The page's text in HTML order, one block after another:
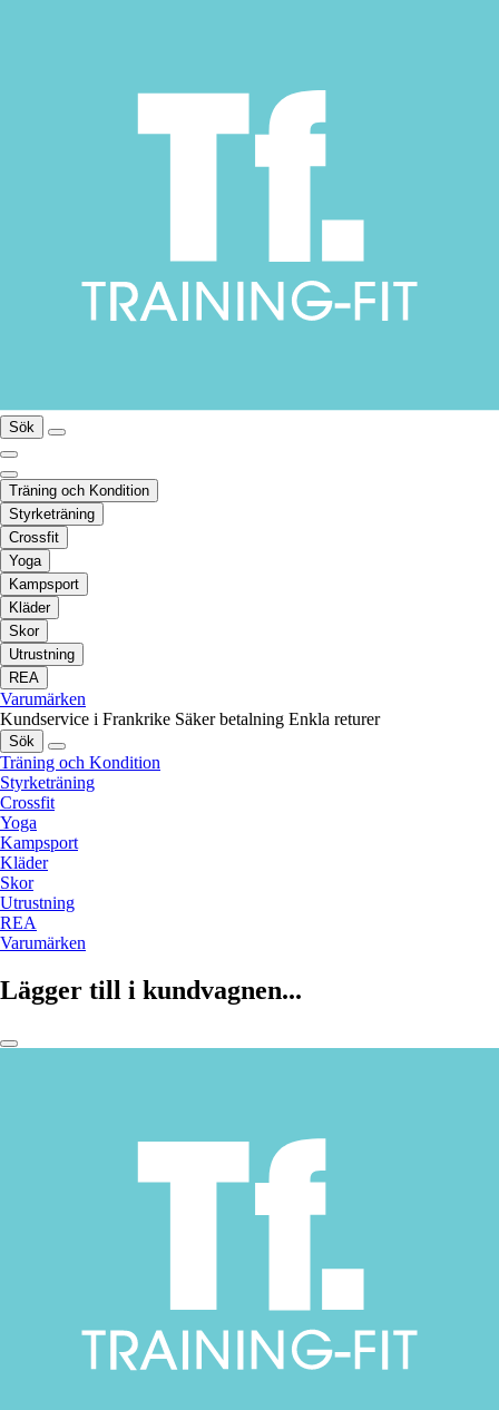
Sök
Träning och Kondition
Styrketräning
Crossfit
Yoga
Kampsport
Kläder
Skor
Utrustning
REA
Varumärken
Kundservice i Frankrike Säker betalning Enkla returer
Sök
Träning och Kondition
Styrketräning
Crossfit
Yoga
Kampsport
Kläder
Skor
Utrustning
REA
Varumärken
Lägger till i kundvagnen...